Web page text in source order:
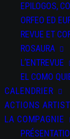
EPILOGOS,
ORFEO ED
REVUE ET
ROSAURA
L’ENTREVUE
EL COMO
CALENDRIER
ACTIONS
LA COMPAGNIE
+